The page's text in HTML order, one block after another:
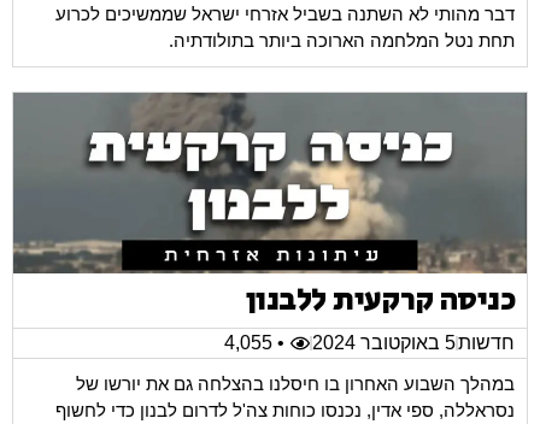
דבר מהותי לא השתנה בשביל אזרחי ישראל שממשיכים לכרוע
תחת נטל המלחמה הארוכה ביותר בתולודתיה.
כניסה קרקעית ללבנון
חדשות5 באוקטובר 2024
• 4,055
במהלך השבוע האחרון בו חיסלנו בהצלחה גם את יורשו של
נסראללה, ספי אדין, נכנסו כוחות צה'ל לדרום לבנון כדי לחשוף